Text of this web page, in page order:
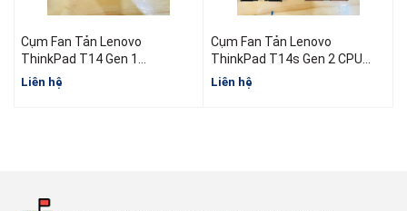
Cụm Fan Tản Lenovo
ThinkPad T14 Gen 1
5H40W36698 5H40W36699
5H40W36700
Liên hệ
Cụm Fan Tản Lenovo
ThinkPad T14s Gen 2 CPU
AMD
Liên hệ